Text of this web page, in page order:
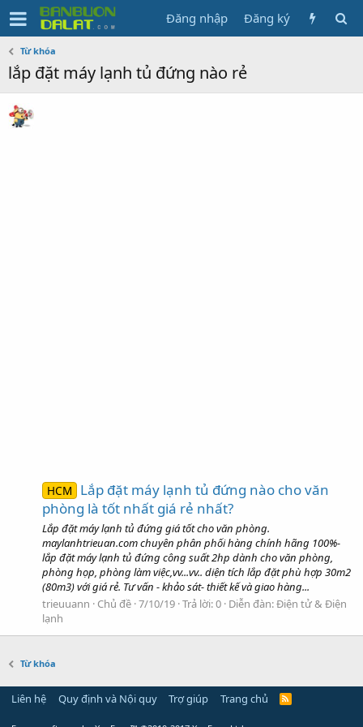
Đăng nhập Đăng ký
Từ khóa
lắp đặt máy lạnh tủ đứng nào rẻ
HCM
Lắp đặt máy lạnh tủ đứng nào cho văn
phòng là tốt nhất giá rẻ nhất?
Lắp đặt máy lạnh tủ đứng giá tốt cho văn phòng.
maylanhtrieuan.com chuyên phân phối hàng chính hãng 100%-
lắp đặt máy lạnh tủ đứng công suất 2hp dành cho văn phòng,
phòng họp, phòng làm việc,vv...vv.. diện tích lắp đặt phù hợp 30m2
(80m3) với giá rẻ. Tư vấn - khảo sát- thiết kế và giao hàng...
trieuuann
Chủ đề 7/10/19 Trả lời: 0 Diễn đàn:Điện tử & Điện
lạnh
Từ khóa
Liên hệ Quy định và Nội quy Trợ giúp Trang chủ